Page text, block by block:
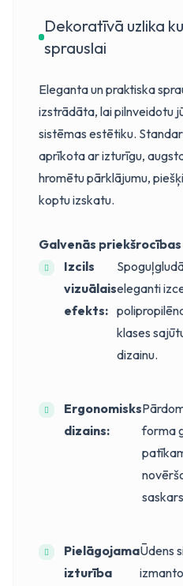
Dekoratīvā uzlika
sprauslai
Eleganta un praktiska
izstrādāta, lai pilnveidotu
sistēmas estētiku.
aprīkota ar izturīgu,
hromētu pārklājumu,
koptu izskatu.
Galvenās
Izcils
vizuālais
efekts:
eleganti
klases
dizainu.
Ergonomisks
dizains:
forma
Pielāgojama
izturība
Ūdens